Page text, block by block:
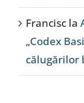
Francisc la
„Codex
călugărilor